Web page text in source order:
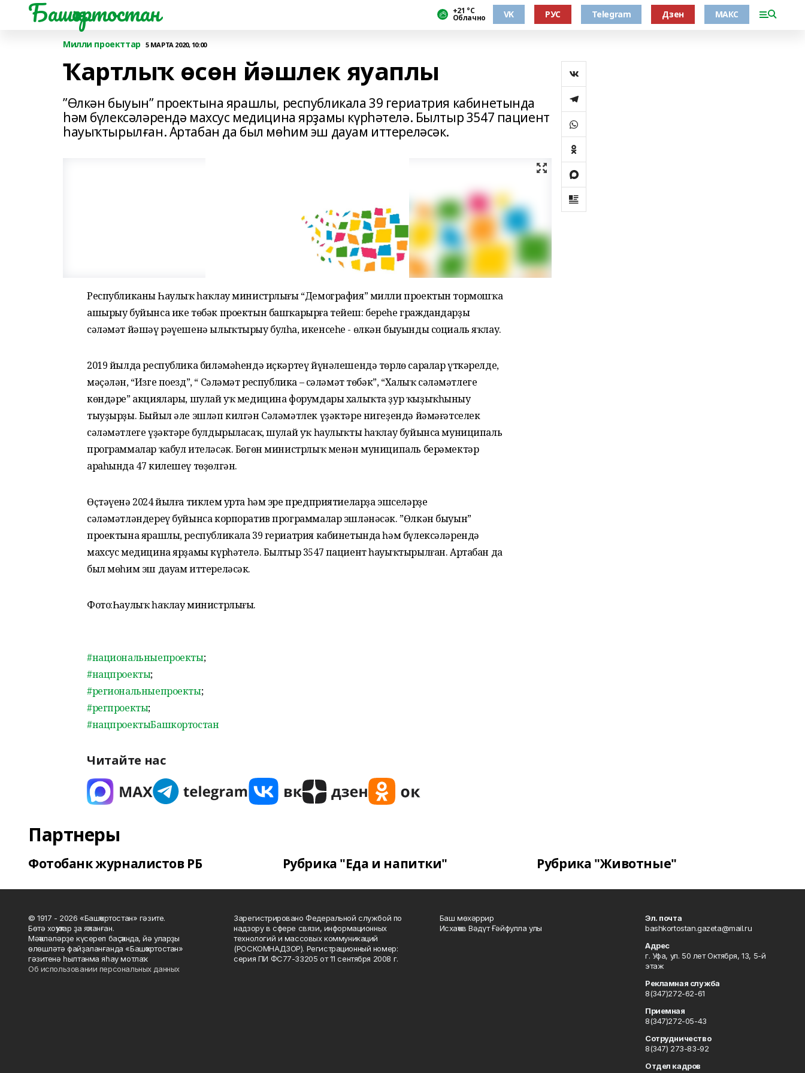
Башҡортостан +21 °С
Облачно VK РУС Telegram Дзен МАКС
Милли проекттар 5 МАРТА 2020, 10:00
Ҡартлыҡ өсөн йәшлек яуаплы
”Өлкән быуын” проектына ярашлы, республикала 39 гериатрия кабинетында
һәм бүлексәләрендә махсус медицина ярҙамы күрһәтелә. Былтыр 3547 пациент
һауыҡтырылған. Артабан да был мөһим эш дауам иттереләсәк.
Республиканың Һаулыҡ һаҡлау министрлығы “Демография” милли проектын тормошҡа
ашырыу буйынса ике төбәк проектын башҡарырға тейеш: береһе граждандарҙы
сәләмәт йәшәү рәүешенә ылыҡтырыу булһа, икенсеһе - өлкән быуынды социаль яҡлау.
2019 йылда республика биләмәһендә иҫкәртеү йүнәлешендә төрлө саралар үткәрелде,
мәҫәлән, “Изге поезд”, “ Сәләмәт республика – сәләмәт төбәк”, “Халыҡ сәләмәтлеге
көндәре” акциялары, шулай уҡ медицина форумдары халыҡта ҙур ҡыҙыҡһыныу
тыуҙырҙы. Быйыл әле эшләп килгән Сәләмәтлек үҙәктәре нигеҙендә йәмәғәтселек
сәләмәтлеге үҙәктәре булдырыласаҡ, шулай уҡ һаулыҡты һаҡлау буйынса муниципаль
программалар ҡабул ителәсәк. Бөгөн министрлыҡ менән муниципаль берәмектәр
араһында 47 килешеү төҙөлгән.
Өҫтәүенә 2024 йылға тиклем урта һәм эре предприятиеларҙа эшселәрҙе
сәләмәтләндереү буйынса корпоратив программалар эшләнәсәк. ”Өлкән быуын”
проектына ярашлы, республикала 39 гериатрия кабинетында һәм бүлексәләрендә
махсус медицина ярҙамы күрһәтелә. Былтыр 3547 пациент һауыҡтырылған. Артабан да
был мөһим эш дауам иттереләсәк.
Фото:Һаулыҡ һаҡлау министрлығы.
#национальныепроекты;
#нацпроекты;
#региональныепроекты;
#регпроекты;
#нацпроектыБашкортостан
Читайте нас
Партнеры
Фотобанк журналистов РБ Рубрика "Еда и напитки" Рубрика "Животные"
© 1917 - 2026 «Башҡортостан» гәзите.
Бөтә хоҡуҡтар ҙа яҡланған.
Мәҡәләләрҙе күсереп баҫҡанда, йә уларҙы
өлөшләтә файҙаланғанда «Башҡортостан»
гәзитенә һылтанма яһау мотлаҡ.
Об использовании персональных данных
Зарегистрировано Федеральной службой по
надзору в сфере связи, информационных
технологий и массовых коммуникаций
(РОСКОМНАДЗОР). Регистрационный номер:
серия ПИ ФС77-33205 от 11 сентября 2008 г.
Баш мөхәррир
Исхаҡов Вәдүт Ғәйфулла улы
Эл. почта
bashkortostan.gazeta@mail.ru
Адрес
г. Уфа, ул. 50 лет Октября, 13, 5-й
этаж
Рекламная служба
8(347)272-62-61
Приемная
8(347)272-05-43
Сотрудничество
8(347) 273-83-92
Отдел кадров